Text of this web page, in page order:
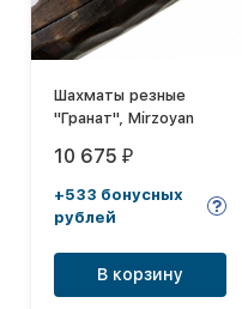
Шахматы резные
"Гранат", Mirzoyan
10 675 ₽
+533 бонусных
рублей
В корзину